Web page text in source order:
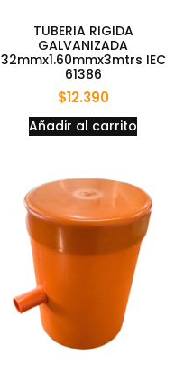
TUBERIA RIGIDA
GALVANIZADA
32mmx1.60mmx3mtrs IEC
61386
$12.390
Añadir al carrito